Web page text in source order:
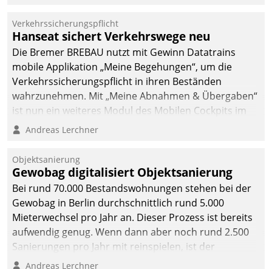
Verkehrssicherungspflicht
Hanseat sichert Verkehrswege neu
Die Bremer BREBAU nutzt mit Gewinn Datatrains
mobile Applikation „Meine Begehungen“, um die
Verkehrssicherungspflicht in ihren Beständen
wahrzunehmen. Mit „Meine Abnahmen & Übergaben“
ist nun ein weiteres Modul des Mobilen Cockpits im
Einsatz.
Andreas Lerchner
Objektsanierung
Gewobag digitalisiert Objektsanierung
Bei rund 70.000 Bestandswohnungen stehen bei der
Gewobag in Berlin durchschnittlich rund 5.000
Mieterwechsel pro Jahr an. Dieser Prozess ist bereits
aufwendig genug. Wenn dann aber noch rund 2.500
Sanierungen pro Jahr mit reinspielen, ist der
Betreuungs- und Organisationsaufwand immens. Im
Andreas Lerchner